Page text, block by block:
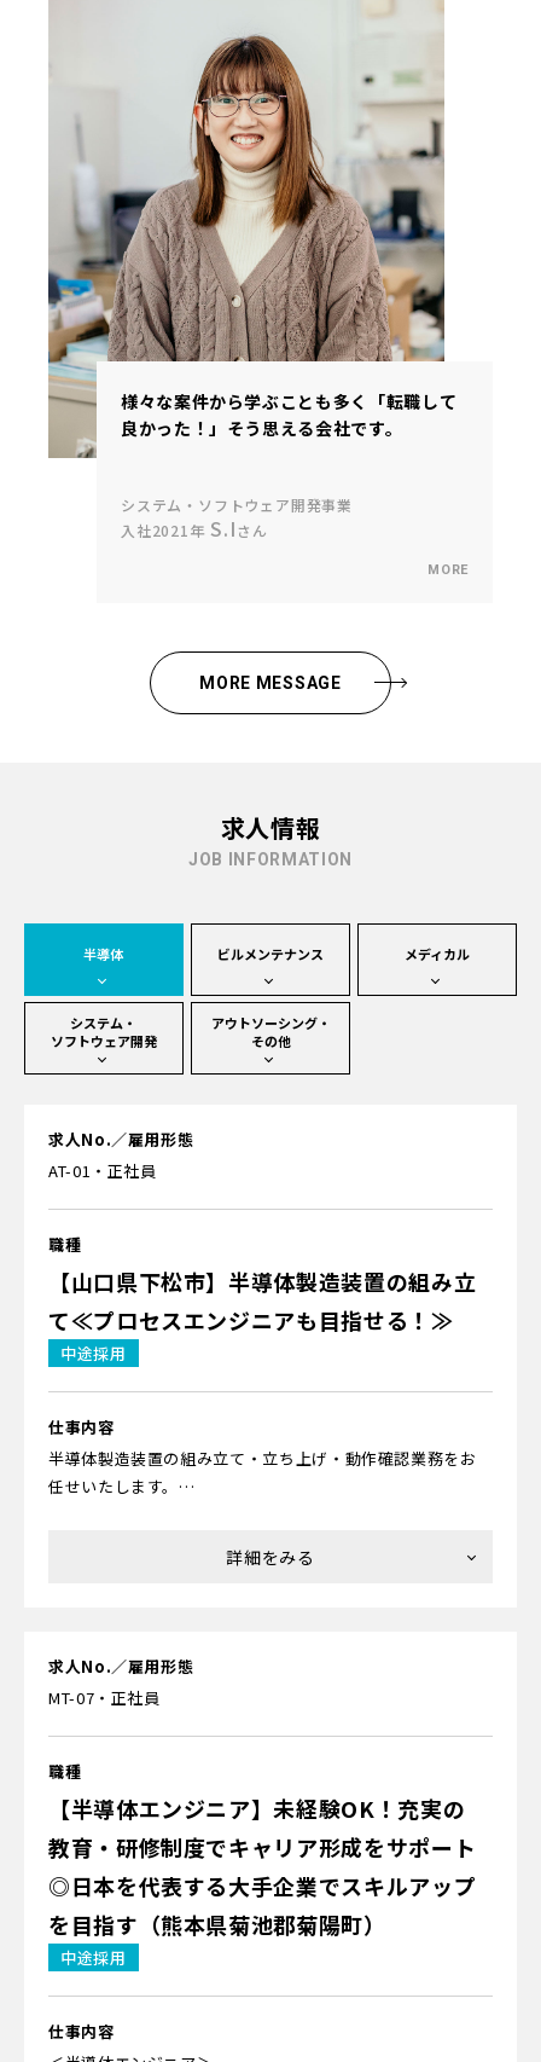
様々な案件から学ぶことも多く「転職して
良かった！」そう思える会社です。
システム・ソフトウェア開発事業
入社2021年 S.Iさん
MORE MESSAGE
求人情報
JOB INFORMATION
半導体 ビルメンテナンス メディカル
システム・
ソフトウェア開発
アウトソーシング・
その他
求人No.／雇用形態
AT-01・正社員
職種
【山口県下松市】半導体製造装置の組み立
て≪プロセスエンジニアも目指せる！≫
中途採用
仕事内容
半導体製造装置の組み立て・立ち上げ・動作確認業務をお
任せいたします。
精密機器の組み立てになりますので、完成させるまで約1ヶ
月以上かかる事もありますが、
完成時の達成感をとても感じられます！
ポイント
＝＝＝＝＝
※長期：未経験可 15名程度
※教育：半導体基礎（SEAJ教育）、安全教育、トルクレン
チやクリーンウェアの研修等
エンジニア業務へのスキルアップも可能！
求人No.／雇用形態
MT-07・正社員
職種
【半導体エンジニア】未経験OK！充実の
教育・研修制度でキャリア形成をサポート
◎日本を代表する大手企業でスキルアップ
を目指す（熊本県菊池郡菊陽町）
中途採用
仕事内容